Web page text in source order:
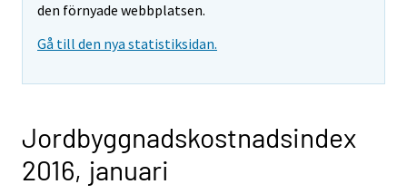
den förnyade webbplatsen.
Gå till den nya statistiksidan.
Jordbyggnadskostnadsindex
2016, januari